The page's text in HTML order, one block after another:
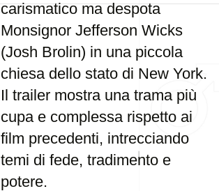
carismatico ma despota
Monsignor Jefferson Wicks
(Josh Brolin) in una piccola
chiesa dello stato di New York.
Il trailer mostra una trama più
cupa e complessa rispetto ai
film precedenti, intrecciando
temi di fede, tradimento e
potere.